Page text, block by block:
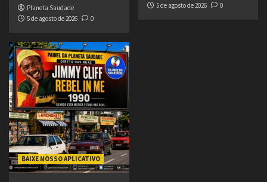
Planeta Saudade
5 de agosto de 2026
0
5 de agosto de 2026
0
BAIXE NOSSO APLICATIVO